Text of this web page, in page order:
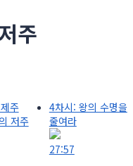
주
주
저주
4차시: 왕의 수명을
줄여라
27:57